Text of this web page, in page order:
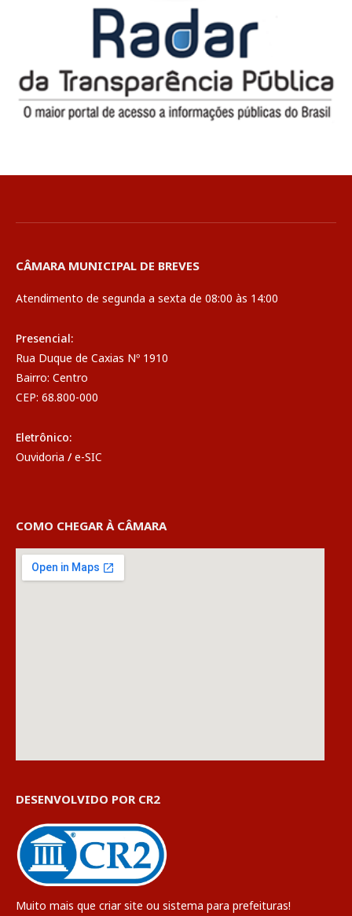
CÂMARA MUNICIPAL DE BREVES
Atendimento de segunda a sexta de 08:00 às 14:00
Presencial:
Rua Duque de Caxias Nº 1910
Bairro: Centro
CEP: 68.800-000
Eletrônico:
Ouvidoria / e-SIC
COMO CHEGAR À CÂMARA
DESENVOLVIDO POR CR2
Muito mais que criar site ou sistema para prefeituras!